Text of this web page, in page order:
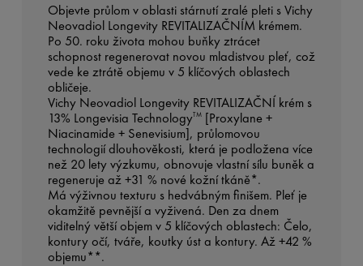
Objevte průlom v oblasti stárnutí zralé pleti s Vichy
Neovadiol Longevity REVITALIZAČNÍM krémem.
Po 50. roku života mohou buňky ztrácet
schopnost regenerovat novou mladistvou pleť, což
vede ke ztrátě objemu v 5 klíčových oblastech
obličeje.
Vichy Neovadiol Longevity REVITALIZAČNÍ krém s
13% Longevisia TechnologyTM[Proxylane +
Niacinamide + Senevisium], průlomovou
technologií dlouhověkosti, která je podložena více
než 20 lety výzkumu, obnovuje vlastní sílu buněk a
regeneruje až +31 % nové kožní tkáně*.
Má výživnou texturu s hedvábným finišem. Pleť je
okamžitě pevnější a vyživená. Den za dnem
viditelný větší objem v 5 klíčových oblastech: Čelo,
kontury očí, tváře, koutky úst a kontury. Až +42 %
objemu**.